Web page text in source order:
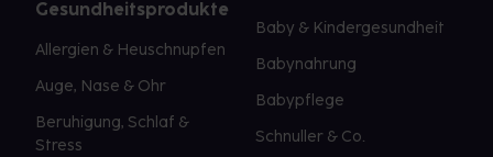
Gesundheitsprodukte
Allergien & Heuschnupfen
Auge, Nase & Ohr
Beruhigung, Schlaf &
Stress
Baby & Kindergesundheit
Babynahrung
Babypflege
Schnuller & Co.